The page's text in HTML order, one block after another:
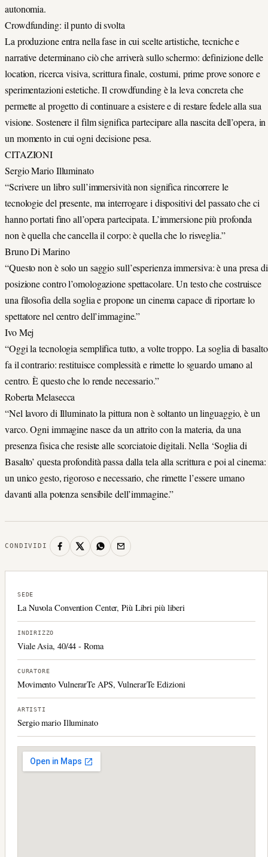
autonomia.
Crowdfunding: il punto di svolta
La produzione entra nella fase in cui scelte artistiche, tecniche e
narrative determinano ciò che arriverà sullo schermo: definizione delle
location, ricerca visiva, scrittura finale, costumi, prime prove sonore e
sperimentazioni estetiche. Il crowdfunding è la leva concreta che
permette al progetto di continuare a esistere e di restare fedele alla sua
visione. Sostenere il film significa partecipare alla nascita dell’opera, in
un momento in cui ogni decisione pesa.
CITAZIONI
Sergio Mario Illuminato
“Scrivere un libro sull’immersività non significa rincorrere le
tecnologie del presente, ma interrogare i dispositivi del passato che ci
hanno portati fino all’opera partecipata. L’immersione più profonda
non è quella che cancella il corpo: è quella che lo risveglia.”
Bruno Di Marino
“Questo non è solo un saggio sull’esperienza immersiva: è una presa di
posizione contro l’omologazione spettacolare. Un testo che costruisce
una filosofia della soglia e propone un cinema capace di riportare lo
spettatore nel centro dell’immagine.”
Ivo Mej
“Oggi la tecnologia semplifica tutto, a volte troppo. La soglia di basalto
fa il contrario: restituisce complessità e rimette lo sguardo umano al
centro. È questo che lo rende necessario.”
Roberta Melasecca
“Nel lavoro di Illuminato la pittura non è soltanto un linguaggio, è un
varco. Ogni immagine nasce da un attrito con la materia, da una
presenza fisica che resiste alle scorciatoie digitali. Nella ‘Soglia di
Basalto’ questa profondità passa dalla tela alla scrittura e poi al cinema:
un unico gesto, rigoroso e necessario, che rimette l’essere umano
davanti alla potenza sensibile dell’immagine.”
CONDIVIDI
SEDE
La Nuvola Convention Center, Più Libri più liberi
INDIRIZZO
Viale Asia, 40/44 - Roma
CURATORE
Movimento VulnerarTe APS, VulnerarTe Edizioni
ARTISTI
Sergio mario Illuminato